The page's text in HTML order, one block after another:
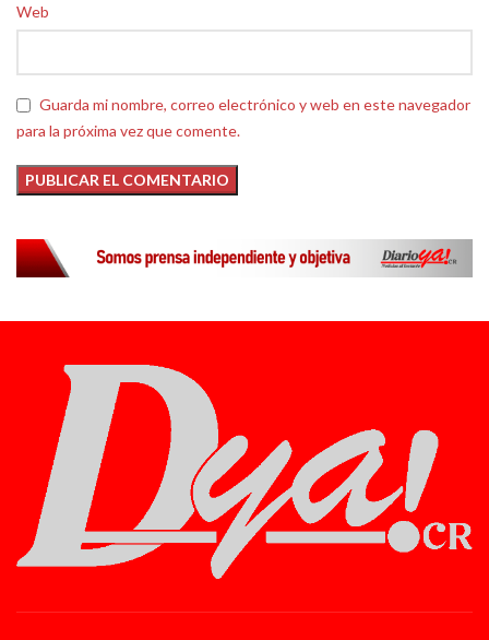
Web
Guarda mi nombre, correo electrónico y web en este navegador
para la próxima vez que comente.